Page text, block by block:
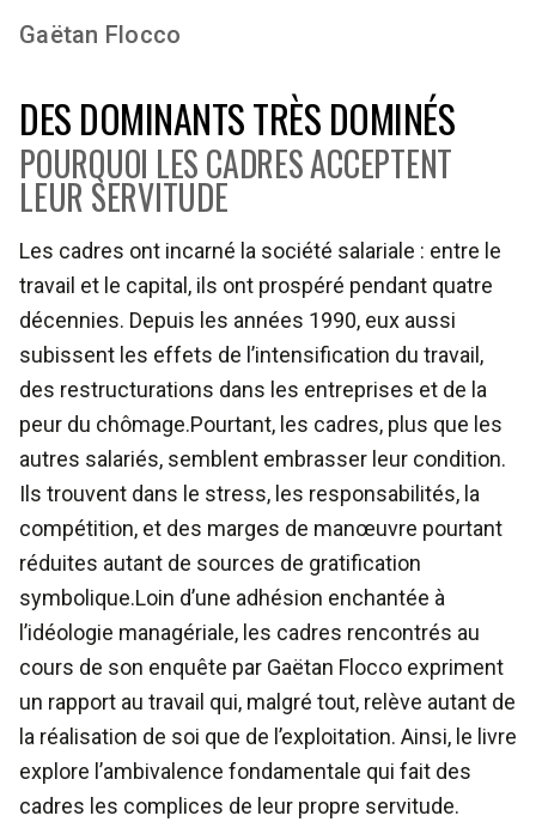
Gaëtan Flocco
DES DOMINANTS TRÈS DOMINÉS
POURQUOI LES CADRES ACCEPTENT
LEUR SERVITUDE
Les cadres ont incarné la société salariale : entre le
travail et le capital, ils ont prospéré pendant quatre
décennies. Depuis les années 1990, eux aussi
subissent les effets de l’intensification du travail,
des restructurations dans les entreprises et de la
peur du chômage.Pourtant, les cadres, plus que les
autres salariés, semblent embrasser leur condition.
Ils trouvent dans le stress, les responsabilités, la
compétition, et des marges de manœuvre pourtant
réduites autant de sources de gratification
symbolique.Loin d’une adhésion enchantée à
l’idéologie managériale, les cadres rencontrés au
cours de son enquête par Gaëtan Flocco expriment
un rapport au travail qui, malgré tout, relève autant de
la réalisation de soi que de l’exploitation. Ainsi, le livre
explore l’ambivalence fondamentale qui fait des
cadres les complices de leur propre servitude.